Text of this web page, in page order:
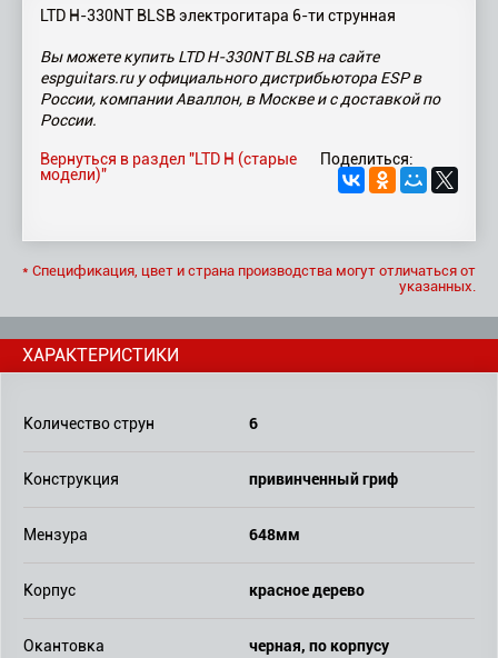
LTD H-330NT BLSB электрогитара 6-ти струнная
Вы можете купить LTD H-330NT BLSB на сайте
espguitars.ru у официального дистрибьютора ESP в
России, компании Аваллон, в Москве и с доставкой по
России.
Поделиться:
Вернуться в раздел "LTD H (старые
модели)"
* Спецификация, цвет и страна производства могут отличаться от
указанных.
ХАРАКТЕРИСТИКИ
Количество струн 6
Конструкция привинченный гриф
Мензура 648мм
Корпус красное дерево
Окантовка черная, по корпусу